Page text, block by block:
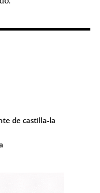
de castilla-la